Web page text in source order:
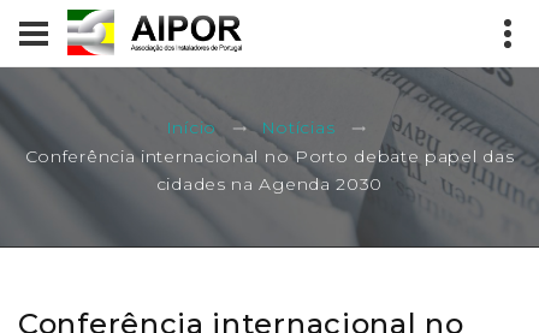
Início
Notícias
Conferência internacional no Porto debate papel das
cidades na Agenda 2030
Conferência internacional no